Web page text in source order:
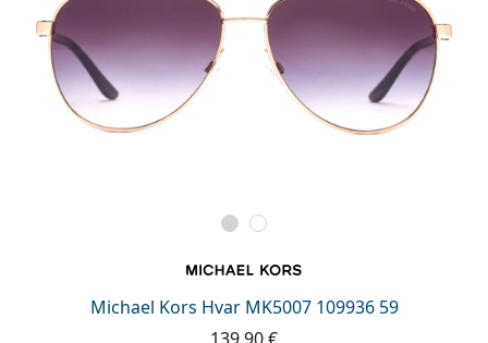
Michael Kors Hvar MK5007 109936 59